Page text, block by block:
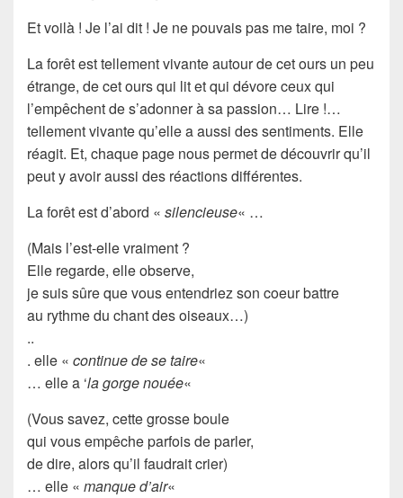
Et voilà ! Je l’ai dit ! Je ne pouvais pas me taire, moi ?
La forêtest tellement vivante autour de cet ours un peu
étrange, de cet ours qui lit et qui dévore ceux qui
l’empêchent de s’adonner à sa passion… Lire !…
tellement vivante qu’elle a aussi dessentiments. Elle
réagit. Et, chaque page nous permet de découvrir qu’il
peut y avoir aussi des réactionsdifférentes.
La forêt est d’abord « silencieuse« …
(Mais l’est-elle vraiment ?
Elle regarde, elle observe,
je suis sûre que vous entendriez son coeurbattre
au rythme du chant des oiseaux…)
..
. elle « continue de se taire«
… elle a ‘la gorge nouée«
(Vous savez, cette grosse boule
qui vous empêche parfois de parler,
de dire, alors qu’il faudraitcrier)
… elle « manque d’air«